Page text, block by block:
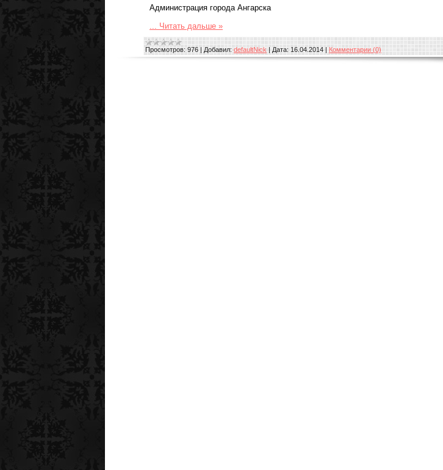
Администрация города Ангарска
... Читать дальше »
Просмотров: 976 | Добавил: defaultNick | Дата: 16.04.2014 | Комментарии (0)